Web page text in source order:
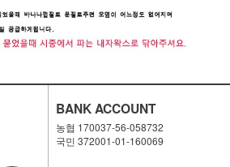
BANK ACCOUNT
농협 170037-56-058732
국민 372001-01-160069